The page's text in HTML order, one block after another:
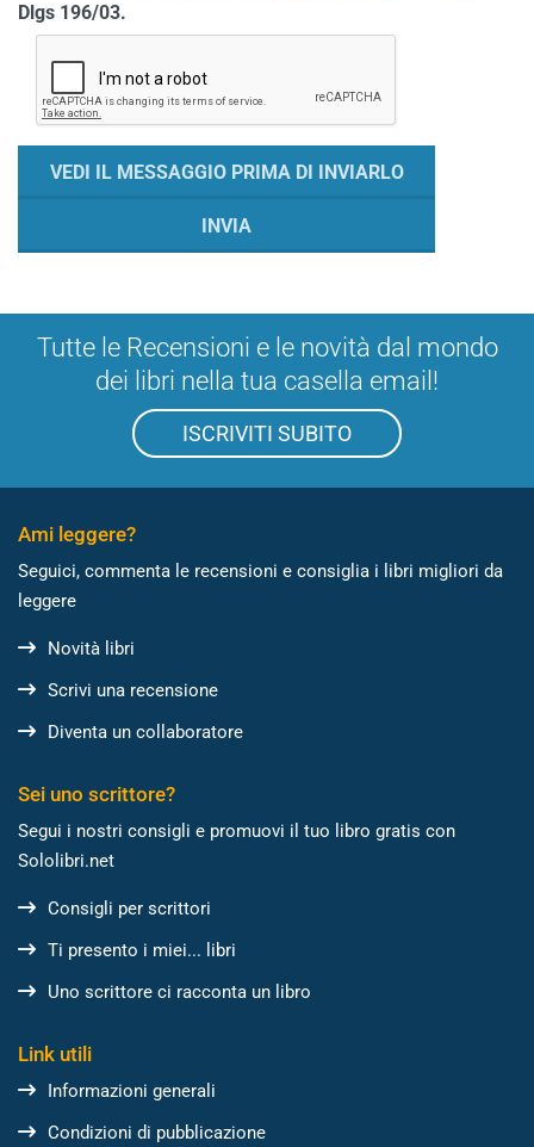
Dlgs 196/03.
Tutte le Recensioni e le novità dal mondo
dei libri nella tua casella email!
ISCRIVITI SUBITO
Ami leggere?
Seguici, commenta le recensioni e consiglia i libri migliori da
leggere
Novità libri
Scrivi una recensione
Diventa un collaboratore
Sei uno scrittore?
Segui i nostri consigli e promuovi il tuo libro gratis con
Sololibri.net
Consigli per scrittori
Ti presento i miei... libri
Uno scrittore ci racconta un libro
Link utili
Informazioni generali
Condizioni di pubblicazione